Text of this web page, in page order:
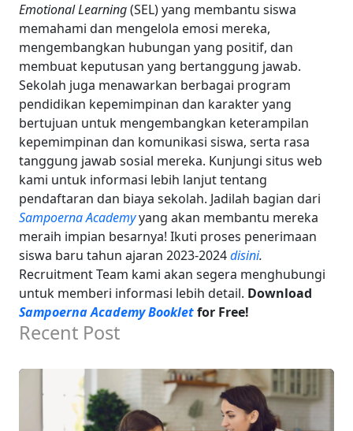
Emotional Learning(SEL) yang membantu siswa
memahami dan mengelola emosi mereka,
mengembangkan hubungan yang positif, dan
membuat keputusan yang bertanggung jawab.
Sekolah juga menawarkan berbagai program
pendidikan kepemimpinan dan karakter yang
bertujuan untuk mengembangkan keterampilan
kepemimpinan dan komunikasi siswa, serta rasa
tanggung jawab sosial mereka. Kunjungi situs web
kami untuk informasi lebih lanjut tentang
pendaftaran dan biaya sekolah. Jadilah bagian dari
Sampoerna Academyyang akan membantu mereka
meraih impian besarnya! Ikuti proses penerimaan
siswa baru tahun ajaran 2023-2024disini.
Recruitment Team kami akan segera menghubungi
untuk memberi informasi lebih detail. Download
Sampoerna Academy Bookletfor Free!
Recent Post